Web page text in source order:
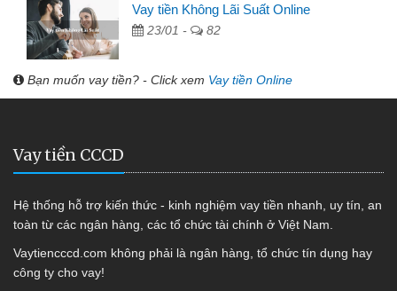
Vay tiền Không Lãi Suất Online
23/01 - 82
Bạn muốn vay tiền? - Click xem Vay tiền Online
Vay tiền CCCD
Hệ thống hỗ trợ kiến thức - kinh nghiệm vay tiền nhanh, uy tín, an
toàn từ các ngân hàng, các tổ chức tài chính ở Việt Nam.
Vaytiencccd.com không phải là ngân hàng, tổ chức tín dụng hay
công ty cho vay!